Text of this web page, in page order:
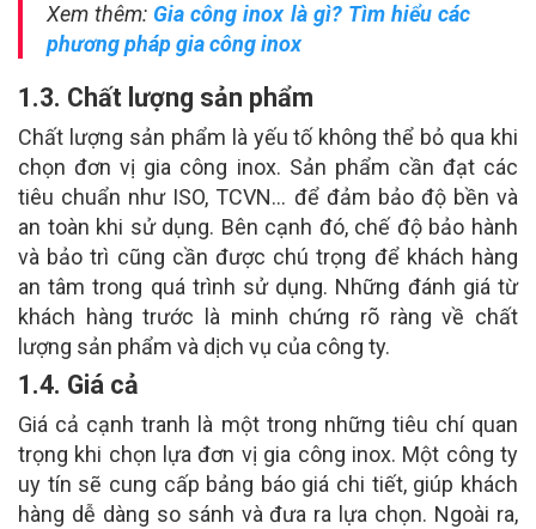
Xem thêm: Gia công inox là gì? Tìm hiểu các
phương pháp gia công inox
1.3. Chất lượng sản phẩm
Chất lượng sản phẩm là yếu tố không thể bỏ qua khi
chọn đơn vị gia công inox. Sản phẩm cần đạt các
tiêu chuẩn như ISO, TCVN… để đảm bảo độ bền và
an toàn khi sử dụng. Bên cạnh đó, chế độ bảo hành
và bảo trì cũng cần được chú trọng để khách hàng
an tâm trong quá trình sử dụng. Những đánh giá từ
khách hàng trước là minh chứng rõ ràng về chất
lượng sản phẩm và dịch vụ của công ty.
1.4. Giá cả
Giá cả cạnh tranh là một trong những tiêu chí quan
trọng khi chọn lựa đơn vị gia công inox. Một công ty
uy tín sẽ cung cấp bảng báo giá chi tiết, giúp khách
hàng dễ dàng so sánh và đưa ra lựa chọn. Ngoài ra,